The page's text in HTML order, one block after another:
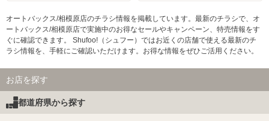
オートバックス/相模原店のチラシ情報を掲載しています。最新のチラシで、オ
ートバックス/相模原店で実施中のお得なセールやキャンペーン、特売情報をす
ぐに確認できます。 Shufoo!（シュフー）ではお近くの店舗で使える最新のチ
ラシ情報を、手軽にご確認いただけます。お得な情報をぜひご活用ください。
お店を探す
都道府県から探す